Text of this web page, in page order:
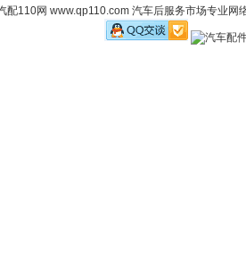
配110网 www.qp110.com 汽车后服务市场专业网